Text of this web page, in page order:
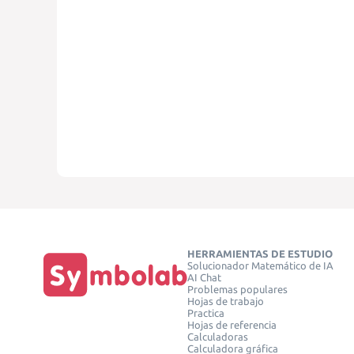
HERRAMIENTAS DE ESTUDIO
Solucionador Matemático de IA
AI Chat
Problemas populares
Hojas de trabajo
Practica
Hojas de referencia
Calculadoras
Calculadora gráfica